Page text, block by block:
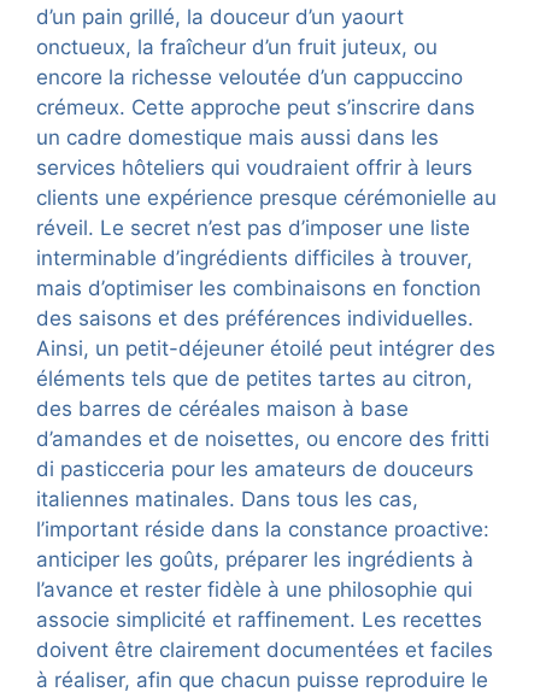
d’un pain grillé, la douceur d’un yaourt
onctueux, la fraîcheur d’un fruit juteux, ou
encore la richesse veloutée d’un cappuccino
crémeux. Cette approche peut s’inscrire dans
un cadre domestique mais aussi dans les
services hôteliers qui voudraient offrir à leurs
clients une expérience presque cérémonielle au
réveil. Le secret n’est pas d’imposer une liste
interminable d’ingrédients difficiles à trouver,
mais d’optimiser les combinaisons en fonction
des saisons et des préférences individuelles.
Ainsi, un petit-déjeuner étoilé peut intégrer des
éléments tels que de petites tartes au citron,
des barres de céréales maison à base
d’amandes et de noisettes, ou encore des fritti
di pasticceria pour les amateurs de douceurs
italiennes matinales. Dans tous les cas,
l’important réside dans la constance proactive:
anticiper les goûts, préparer les ingrédients à
l’avance et rester fidèle à une philosophie qui
associe simplicité et raffinement. Les recettes
doivent être clairement documentées et faciles
à réaliser, afin que chacun puisse reproduire le